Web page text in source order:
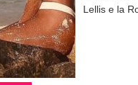
Lellis e la